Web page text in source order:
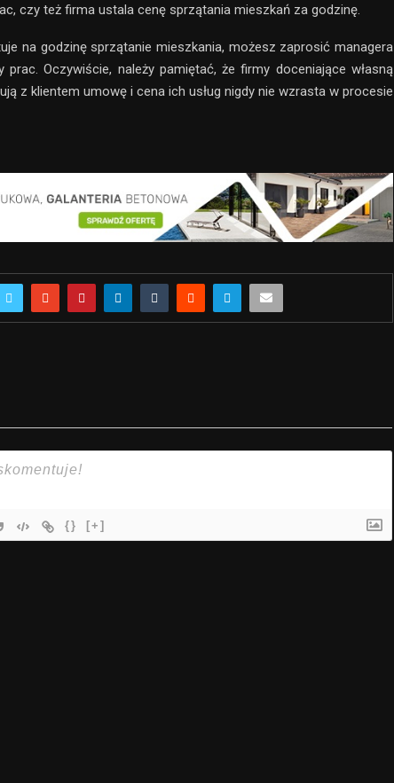
czy też firma ustala cenę sprzątania mieszkań za godzinę.
na godzinę sprzątanie mieszkania, możesz zaprosić managera
Oczywiście, należy pamiętać, że firmy doceniające własną
z klientem umowę i cena ich usług nigdy nie wzrasta w procesie
{} [+]